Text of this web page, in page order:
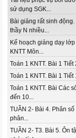
sử dụng SGK...
Bài giảng rất sinh
thầy N nhiều...
Kế hoạch giảng dạy lớp
KNTT Môn...
Toán 1 KNTT. Bài 1 Tiết
Toán 1 KNTT. Bài 1 Tiết
Toán 1 KNTT. Bài Các
đến 10...
TUẦN 2- Bài 4. Phân số
phân...
TUẦN 2- T3. Bài 5. Ôn